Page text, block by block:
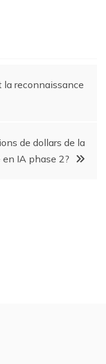
la reconnaissance
de dollars de la
IA phase 2?